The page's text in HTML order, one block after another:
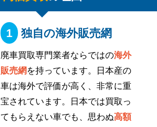
独自の海外販売網
廃車買取専門業者ならではの海外
販売網 を持っています。日本産の
車は海外で評価が高く、非常に重
宝されています。日本では買取っ
てもらえない車でも、思わぬ高額